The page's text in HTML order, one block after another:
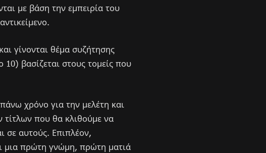
με βάση την εμπειρία του
γίνονται θέμα συζήτησης
βασίζεται στους τομείς που
χρόνο για την μελέτη και
τίτλων που θα κλιθούμε να
σε αυτούς. Επιπλέον,
μια πρώτη γνώμη, πρώτη ματιά